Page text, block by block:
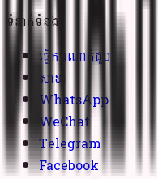
ទំនាក់ទំនង
ធ្វើការណាត់ជួប
សាខា
WhatsApp
WeChat
Telegram
Facebook